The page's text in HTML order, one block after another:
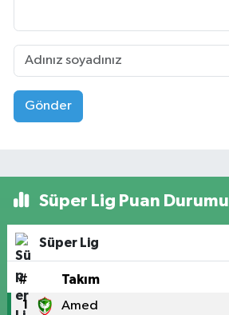
Gönder
Süper Lig Puan Durumu
Süper Lig
# Takım
1 Amed